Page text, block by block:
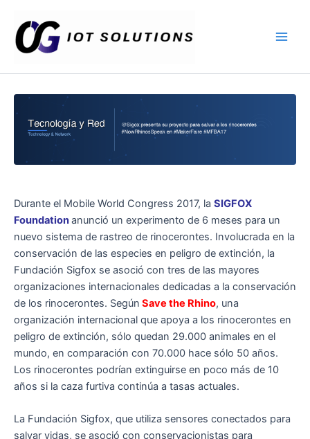
contenido
Durante el Mobile World Congress 2017, la SIGFOX
Foundationanunció un experimento de 6 meses para un
nuevo sistema de rastreo de rinocerontes. Involucrada en la
conservación de las especies en peligro de extinción, la
Fundación Sigfox se asoció con tres de las mayores
organizaciones internacionales dedicadas a la conservación
de los rinocerontes. Según Save the Rhino, una
organización internacional que apoya a los rinocerontes en
peligro de extinción, sólo quedan 29.000 animales en el
mundo, en comparación con 70.000 hace sólo 50 años.
Los rinocerontes podrían extinguirse en poco más de 10
años si la caza furtiva continúa a tasas actuales.
La Fundación Sigfox, que utiliza sensores conectados para
salvar vidas, se asoció con conservacionistas para